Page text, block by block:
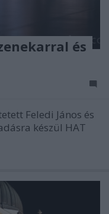
és
Feledi János és
készül HAT